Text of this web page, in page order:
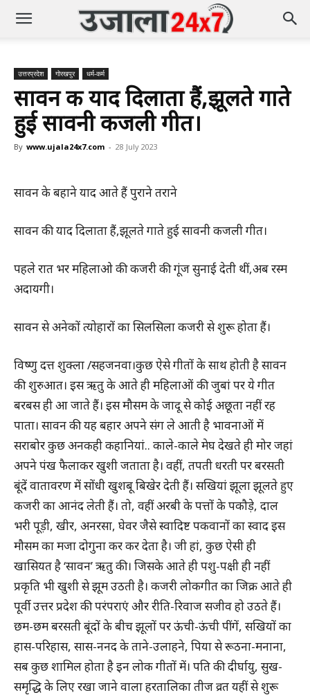
उत्तरप्रदेश गोरखपुर धर्म-कर्म
सावन की याद दिलाता हैं,झूलते गाते
हुई सावनी कजली गीत।
By www.ujala24x7.com - 28 July 2023
सावन के बहाने याद आते हैं पुराने तराने
सावन की याद दिलाता हैं,झूलते गाते हुई सावनी कजली गीत।
पहले रात भर महिलाओ की कजरी की गूंज सुनाई देती थीं,अब रस्म
अदायगी।
सावन से अनेकों त्योहारों का सिलसिला कजरी से शुरू होता हैं।
विष्णु दत्त शुक्ला /सहजनवा।कुछ ऐसे गीतों के साथ होती है सावन
की शुरुआत। इस ऋतु के आते ही महिलाओं की जुबां पर ये गीत
बरबस ही आ जाते हैं। इस मौसम के जादू से कोई अछूता नहीं रह
पाता। सावन की यह बहार अपने संग ले आती है भावनाओं में
सराबोर कुछ अनकही कहानियां.. काले-काले मेघ देखते ही मोर जहां
अपने पंख फैलाकर खुशी जताता है। वहीं, तपती धरती पर बरसती
बूंदें वातावरण में सोंधी खुशबू बिखेर देती हैं। सखियां झूला झूलते हुए
कजरी का आनंद लेती हैं। तो, वहीं अरबी के पत्तों के पकौड़े, दाल
भरी पूड़ी, खीर, अनरसा, घेवर जैसे स्वादिष्ट पकवानों का स्वाद इस
मौसम का मजा दोगुना कर कर देता है। जी हां, कुछ ऐसी ही
खासियत है ‘सावन’ ऋतु की। जिसके आते ही पशु-पक्षी ही नहीं
प्रकृति भी खुशी से झूम उठती है। कजरी लोकगीत का जिक्र आते ही
पूर्वी उत्तर प्रदेश की परंपराएं और रीति-रिवाज सजीव हो उठते हैं।
छम-छम बरसती बूंदों के बीच झूलों पर ऊंची-ऊंची पींगें, सखियों का
हास-परिहास, सास-ननद के ताने-उलाहने, पिया से रूठना-मनाना,
सब कुछ शामिल होता है इन लोक गीतों में। पति की दीर्घायु, सुख-
समृद्धि के लिए रखा जाने वाला हरतालिका तीज व्रत यहीं से शुरू